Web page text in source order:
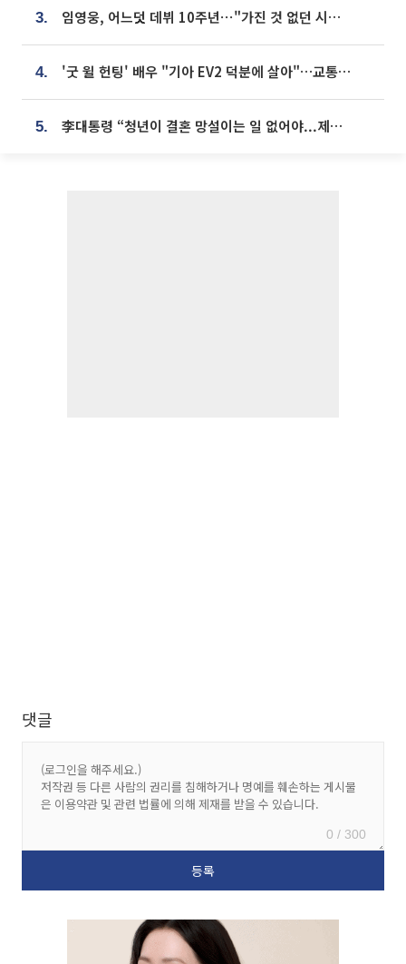
3. 임영웅, 어느덧 데뷔 10주년⋯"가진 것 없던 시절, 내 앞엔 20명의 팬뿐"
4. '굿 윌 헌팅' 배우 "기아 EV2 덕분에 살아"…교통사고 후 안전성 극찬
5. 李대통령 “청년이 결혼 망설이는 일 없어야...제도상 불이익 조사”
댓글
0 / 300